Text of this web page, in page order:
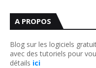
A PROPOS
Blog sur les logiciels
avec des tutoriels pour
détails ici